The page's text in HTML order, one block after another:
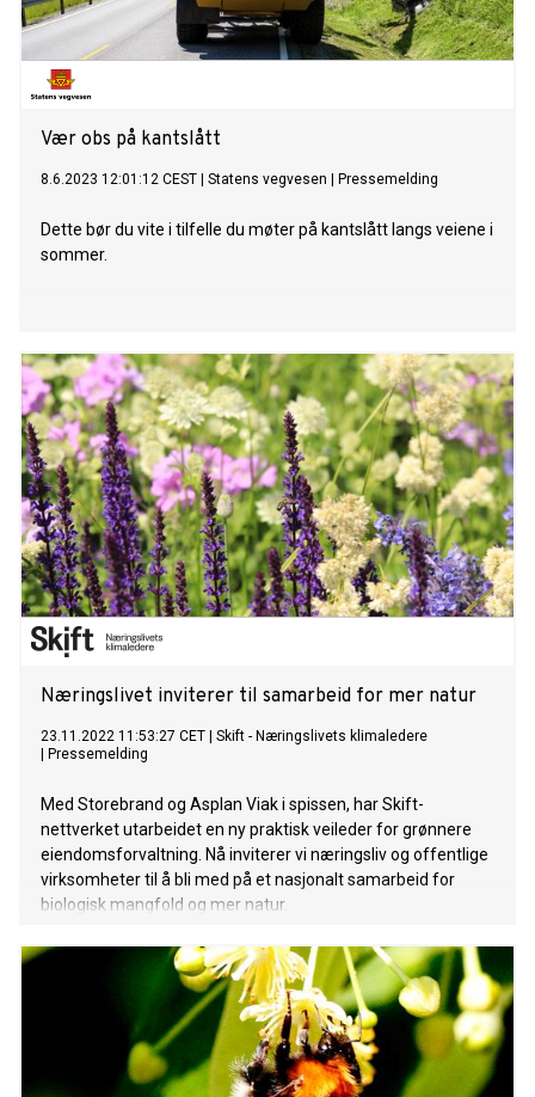
Vær obs på kantslått
8.6.2023 12:01:12 CEST Statens vegvesen Pressemelding
Dette bør du vite i tilfelle du møter på kantslått langs veiene i
sommer.
Næringslivet inviterer til samarbeid for mer natur
23.11.2022 11:53:27 CET
Skift - Næringslivets klimaledere
Pressemelding
Med Storebrand og Asplan Viak i spissen, har Skift-
nettverket utarbeidet en ny praktisk veileder for grønnere
eiendomsforvaltning. Nå inviterer vi næringsliv og offentlige
virksomheter til å bli med på et nasjonalt samarbeid for
biologisk mangfold og mer natur.